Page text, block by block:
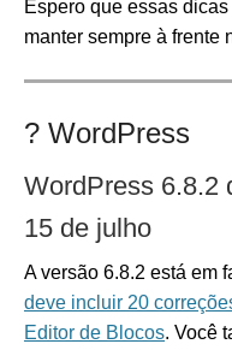
Espero que essas
manter sempre à frente
?️ WordPress
WordPress 6.8.2
15 de julho
A versão 6.8.2 está em
deve incluir 20
Editor de Blocos. Você